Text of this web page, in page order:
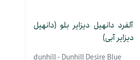
آلفرد دانهیل دیزایر بلو (دانهیل
دیزایر آبی)
dunhill - Dunhill Desire Blue